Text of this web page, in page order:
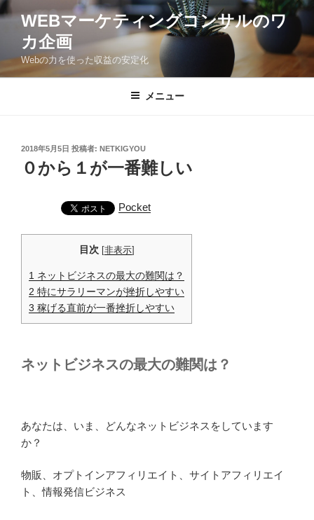
コ
ン
ツ
WEBマーケティングコンサルのワ
カ企画
Webの力を使った収益の安定化
メニュー
投
稿
日:
2018年5月5日 投稿者: NETKIGYOU
０から１が一番難しい
Pocket
目次 [非表示]
1 ネットビジネスの最大の難関は？
2 特にサラリーマンが挫折しやすい
3 稼げる直前が一番挫折しやすい
ネットビジネスの最大の難関は？
あなたは、いま、どんなネットビジネスをしています
か？
物販、オプトインアフィリエイト、サイトアフィリエイ
ト、情報発信ビジネス